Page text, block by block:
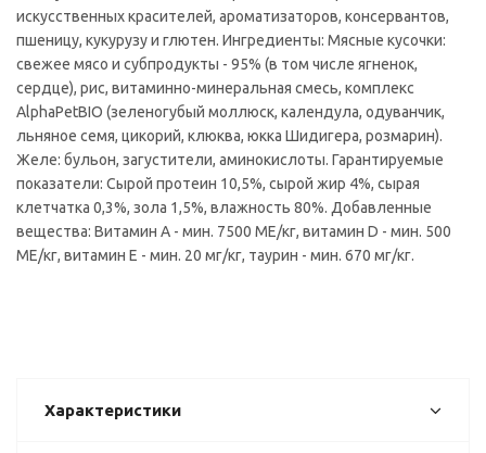
искусственных красителей, ароматизаторов, консервантов,
пшеницу, кукурузу и глютен. Ингредиенты: Мясные кусочки:
свежее мясо и субпродукты - 95% (в том числе ягненок,
сердце), рис, витаминно-минеральная смесь, комплекс
AlphaPetBIO (зеленогубый моллюск, календула, одуванчик,
льняное семя, цикорий, клюква, юкка Шидигера, розмарин).
Желе: бульон, загустители, аминокислоты. Гарантируемые
показатели: Сырой протеин 10,5%, сырой жир 4%, сырая
клетчатка 0,3%, зола 1,5%, влажность 80%. Добавленные
вещества: Витамин А - мин. 7500 МЕ/кг, витамин D - мин. 500
МЕ/кг, витамин Е - мин. 20 мг/кг, таурин - мин. 670 мг/кг.
Характеристики